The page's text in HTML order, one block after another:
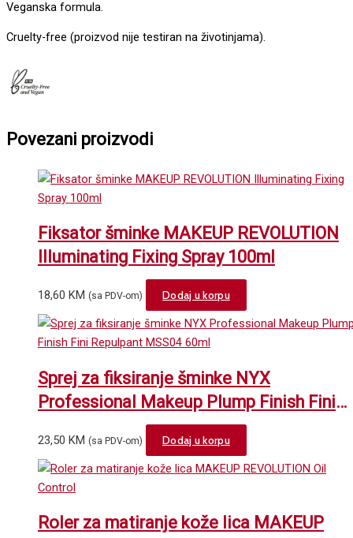
Veganska formula.
Cruelty-free (proizvod nije testiran na životinjama).
Povezani proizvodi
Fiksator šminke MAKEUP REVOLUTION
Illuminating Fixing Spray 100ml
18,60 KM (sa PDV-om) Dodaj u korpu
Sprej za fiksiranje šminke NYX
Professional Makeup Plump Finish Fini
Repulpant MSS04 60ml
23,50 KM (sa PDV-om) Dodaj u korpu
Roler za matiranje kože lica MAKEUP